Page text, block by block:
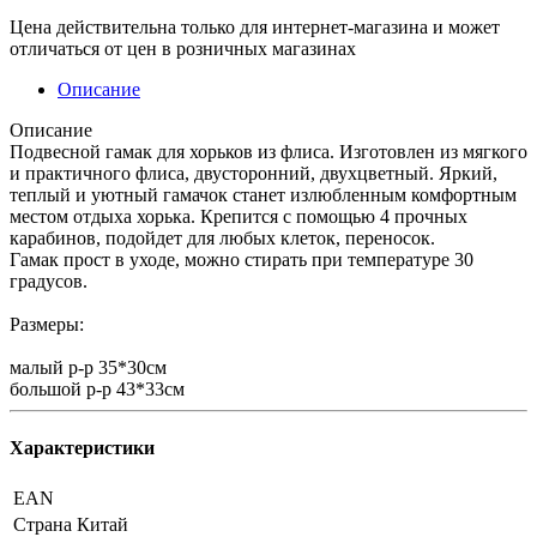
Цена действительна только для интернет-магазина и может
отличаться от цен в розничных магазинах
Описание
Описание
Подвесной гамак для хорьков из флиса. Изготовлен из мягкого
и практичного флиса, двусторонний, двухцветный. Яркий,
теплый и уютный гамачок станет излюбленным комфортным
местом отдыха хорька. Крепится с помощью 4 прочных
карабинов, подойдет для любых клеток, переносок.
Гамак прост в уходе, можно стирать при температуре 30
градусов.
Размеры:
малый р-р 35*30см
большой р-р 43*33см
Характеристики
EAN
Страна Китай